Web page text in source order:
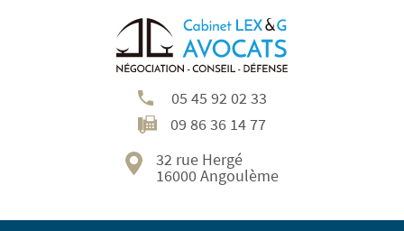
05 45 92 02 33
09 86 36 14 77
32 rue Hergé
16000 Angoulème